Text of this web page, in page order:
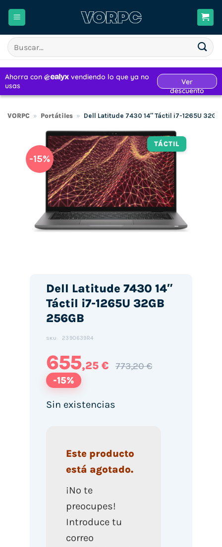
Buscar
por:
VORPC » Portátiles » Dell Latitude 7430 14″ Táctil i7-1265U
TÁCTIL
-15%
Dell Latitude 7430 14″
Táctil i7-1265U 32GB
256GB
SKU: 2390639R4
655,25 € 773,20 €
-15%
Sin existencias
Este producto
está agotado.
¡No te
preocupes!
Introduce tu
correo